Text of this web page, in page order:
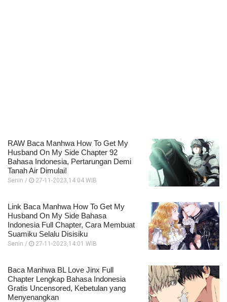
RAW Baca Manhwa How To Get My
Husband On My Side Chapter 92
Bahasa Indonesia, Pertarungan Demi
Tanah Air Dimulai!
Senin / 27-11-2023,14:04 WIB
Link Baca Manhwa How To Get My
Husband On My Side Bahasa
Indonesia Full Chapter, Cara Membuat
Suamiku Selalu Disisiku
Senin / 27-11-2023,14:01 WIB
Baca Manhwa BL Love Jinx Full
Chapter Lengkap Bahasa Indonesia
Gratis Uncensored, Kebetulan yang
Menyenangkan